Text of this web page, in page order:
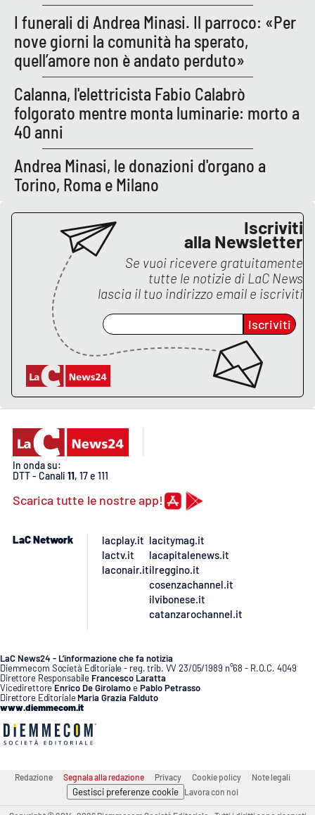
I funerali di Andrea Minasi. Il parroco: «Per
nove giorni la comunità ha sperato,
quell’amore non è andato perduto»
Calanna, l'elettricista Fabio Calabrò
folgorato mentre monta luminarie: morto a
40 anni
Andrea Minasi, le donazioni d'organo a
Torino, Roma e Milano
Iscriviti
alla Newsletter
Se vuoi ricevere gratuitamente
tutte le notizie di LaC News
lascia il tuo indirizzo email e iscriviti
Iscriviti
In onda su:
DTT - Canali 11, 17 e 111
Scarica tutte le nostre app!
LaC Network
lacplay.it
lactv.it
laconair.it
lacitymag.it
lacapitalenews.it
ilreggino.it
cosenzachannel.it
ilvibonese.it
catanzarochannel.it
LaC News24 - L’informazione che fa notizia
Diemmecom Società Editoriale - reg. trib. VV 23/05/1989 n°68 - R.O.C. 4049
Direttore Responsabile Francesco Laratta
Vicedirettore Enrico De GirolamoePablo Petrasso
Direttore Editoriale Maria Grazia Falduto
www.diemmecom.it
Redazione Segnala alla redazione Privacy Cookie policy Note legali
Gestisci preferenze cookie Lavora con noi